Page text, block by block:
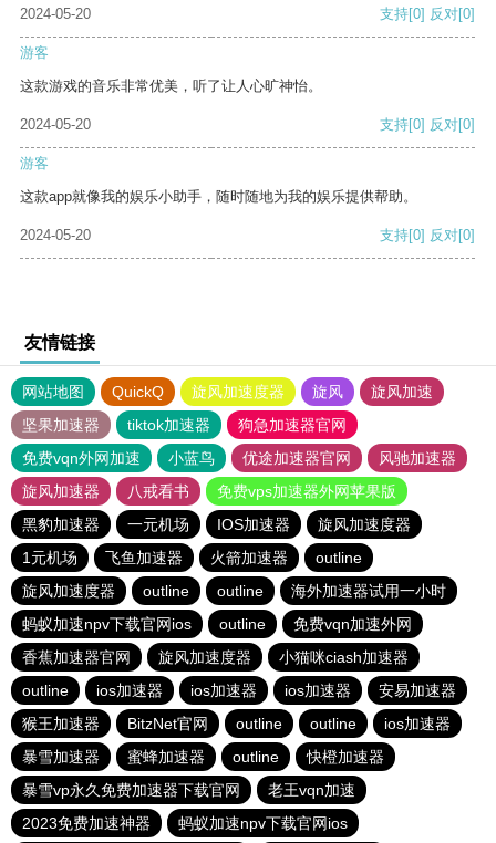
2024-05-20 支持[0] 反对[0]
游客
这款游戏的音乐非常优美，听了让人心旷神怡。
2024-05-20 支持[0] 反对[0]
游客
这款app就像我的娱乐小助手，随时随地为我的娱乐提供帮助。
2024-05-20 支持[0] 反对[0]
友情链接
网站地图 QuickQ 旋风加速度器 旋风
旋风加速
坚果加速器
tiktok加速器
狗急加速器官网
免费vqn外网加速
小蓝鸟 优途加速器官网
风驰加速器
旋风加速器
八戒看书
免费vps加速器外网苹果版
黑豹加速器
一元机场 IOS加速器
旋风加速度器
1元机场
飞鱼加速器 火箭加速器
outline
旋风加速度器
outline outline
海外加速器试用一小时
蚂蚁加速npv下载官网ios
outline
免费vqn加速外网
香蕉加速器官网
旋风加速度器
小猫咪ciash加速器
outline
ios加速器 ios加速器 ios加速器
安易加速器
猴王加速器
BitzNet官网 outline outline
ios加速器
暴雪加速器
蜜蜂加速器 outline
快橙加速器
暴雪vp永久免费加速器下载官网
老王vqn加速
2023免费加速神器
蚂蚁加速npv下载官网ios